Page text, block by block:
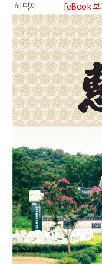
혜덕지 [eBook 보